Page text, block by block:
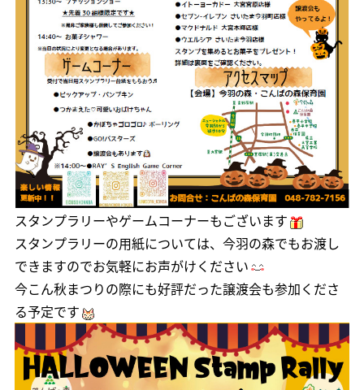
スタンプラリーやゲームコーナーもございます
スタンプラリーの用紙については、今羽の森でもお渡し
できますのでお気軽にお声がけください
今こん秋まつりの際にも好評だった譲渡会も参加くださ
る予定です